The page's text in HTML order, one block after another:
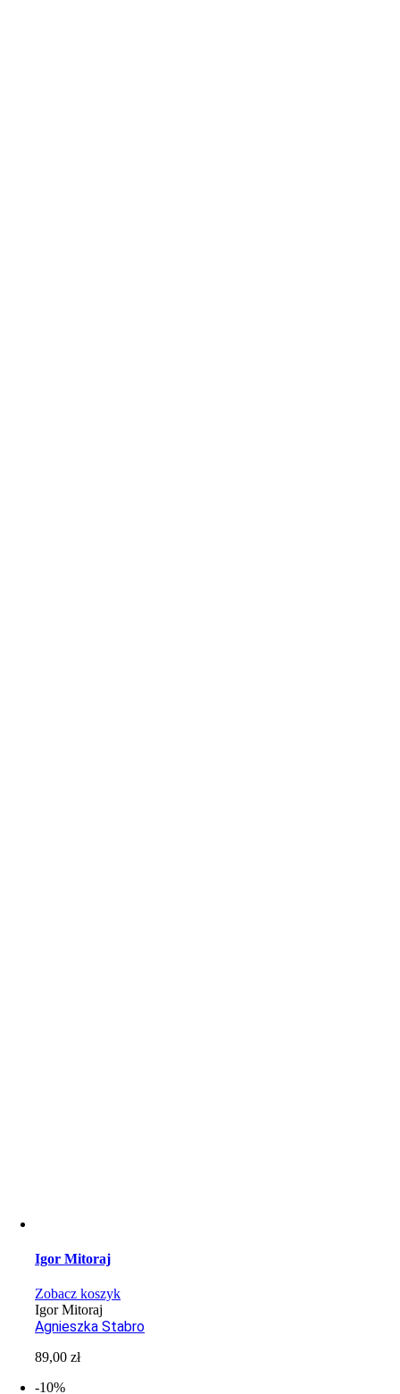
Igor Mitoraj
Zobacz koszyk
Igor Mitoraj
Agnieszka Stabro
89,00zł
-10%